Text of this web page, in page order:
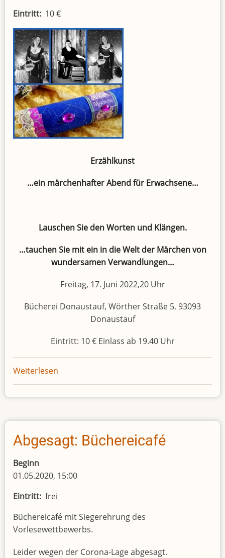
Eintritt 10 €
Erzählkunst
…ein märchenhafter Abend für Erwachsene…
Lauschen Sie den Worten und Klängen.
…tauchen Sie mit ein in die Welt der Märchen von
wundersamen Verwandlungen…
Freitag, 17. Juni 2022,20 Uhr
Bücherei Donaustauf, Wörther Straße 5, 93093
Donaustauf
Eintritt: 10 € Einlass ab 19.40 Uhr
Weiterlesen
Erzählkunst
Abgesagt: Büchereicafé
Beginn
01.05.2020, 15:00
Eintritt frei
Büchereicafé mit Siegerehrung des
Vorlesewettbewerbs.
Leider wegen der Corona-Lage abgesagt.